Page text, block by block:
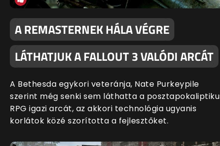
A REMASTERNEK HÁLA VÉGRE
LÁTHATJUK A FALLOUT 3 VALÓDI ARCÁT
A Bethesda egykori veteránja, Nate Purkeypile
szerint még senki sem láthatta a
RPG igazi arcát, az akkori technológia ugyanis
korlátok közé szorította a fejlesztőket.